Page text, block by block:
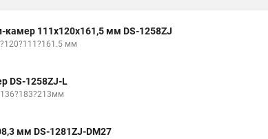
111x120x161,5 мм DS-1258ZJ
мм
DS-1258ZJ-L
мм DS-1281ZJ-DM27